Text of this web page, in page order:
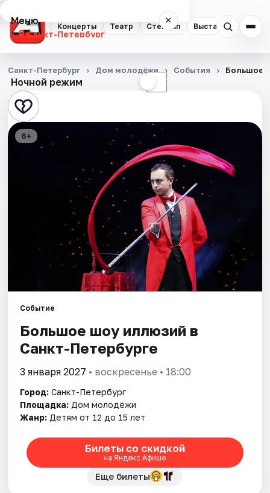
Концерты Театр Стендап Выставки
Меню ×
Санкт-Петербург
Концерты
Театр
Стендап
Выставки
События
Площадки
Артисты
Ночной режим ☾
Санкт-Петербург Дом молодёжи События Большое
6+
Событие
Большое шоу иллюзий в
Санкт-Петербурге
3 января 2027 • воскресенье • 18:00
Город: Санкт-Петербург
Площадка: Дом молодёжи
Жанр: Детям от 12 до 15 лет
Билеты со скидкой
на Яндекс Афише
Еще билеты